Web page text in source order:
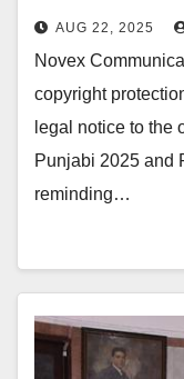
Rights For
2025
AUG 22, 2025
Novex
copyright
legal notice to the
Punjabi 2025 and
reminding…